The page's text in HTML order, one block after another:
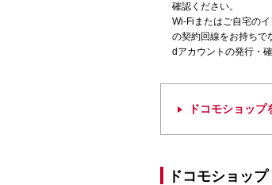
確認ください。
Wi-Fiまたはご自宅の
の契約回線をお持ちで
dアカウントの発行・
ドコモショップ
ドコモショップ